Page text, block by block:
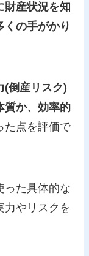
財産状況を知
くの手がかり
(倒産リスク)
質か、効率的
た点を評価で
った具体的な
力やリスクを